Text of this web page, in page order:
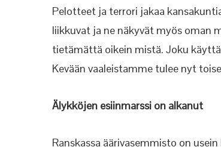
Pelotteet ja terrori jakaa
liikkuvat ja ne näkyvät myös oman
tietämättä oikein mistä. Joku
Kevään vaaleistamme tulee nyt
Älykköjen esiinmarssi on alkanut
Ranskassa äärivasemmisto on